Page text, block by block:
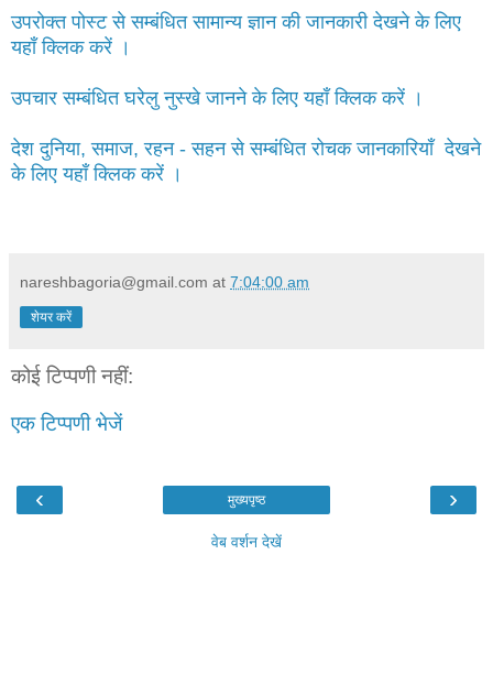
उपरोक्त पोस्ट से सम्बंधित सामान्य ज्ञान की जानकारी देखने के लिए
यहाँ क्लिक करें ।
उपचार सम्बंधित घरेलु नुस्खे जानने के लिए यहाँ क्लिक करें ।
देश दुनिया, समाज, रहन - सहन से सम्बंधित रोचक जानकारियाँ देखने
के लिए यहाँ क्लिक करें ।
nareshbagoria@gmail.com at 7:04:00 am
शेयर करें
कोई टिप्पणी नहीं:
एक टिप्पणी भेजें
‹ ›
मुख्यपृष्ठ
वेब वर्शन देखें